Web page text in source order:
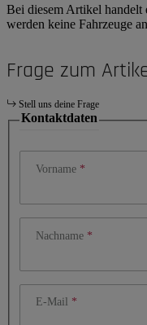
Bei diesem Artikel handelt
werden keine Fahrzeuge
Frage zum
Stell uns deine Frage
Kontaktdaten
Vorname
Nachname
E-Mail